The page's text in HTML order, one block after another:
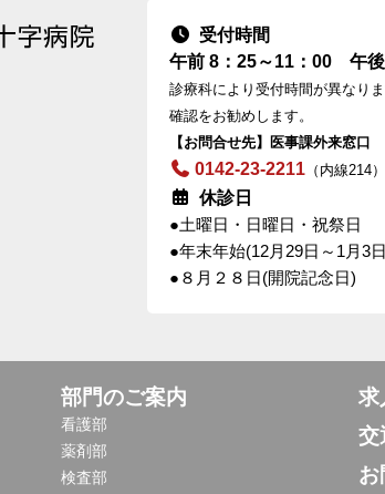
受付時間
午前 8：25～11：00 午
診療科により受付時間が異なり
確認をお勧めします。
【お問合せ先】医事課外来窓口
0142-23-2211（内線214）
休診日
●土曜日・日曜日・祝祭日
●年末年始(12月29日～1月3
●８月２８日(開院記念日)
部門のご案内
看護部
薬剤部
検査部
求
交
お